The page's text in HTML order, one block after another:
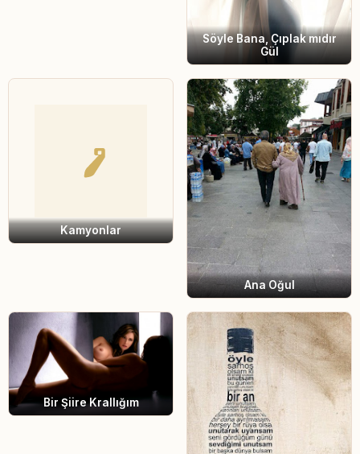
Söyle Bana, Çıplak mıdır
Gül
Kamyonlar
Ana Oğul
Bir Şiire Krallığım